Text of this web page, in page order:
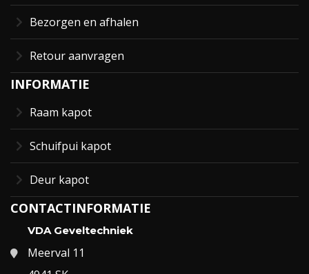
Bezorgen en afhalen
Retour aanvragen
INFORMATIE
Raam kapot
Schuifpui kapot
Deur kapot
CONTACTINFORMATIE
VDA Geveltechniek
Meerval 11